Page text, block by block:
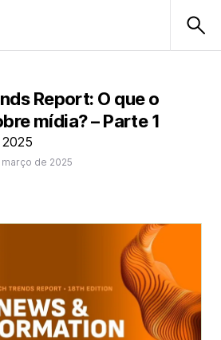
Report: O que o
mídia? – Parte 1
de 2025